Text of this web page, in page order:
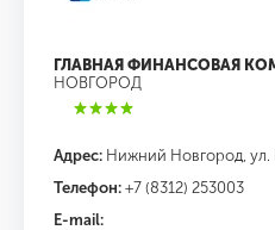
ГЛАВНАЯ ФИНАНСОВАЯ
НОВГОРОД
Адрес: Нижний Новгород,
Телефон: +7 (8312) 253003
E-mail: